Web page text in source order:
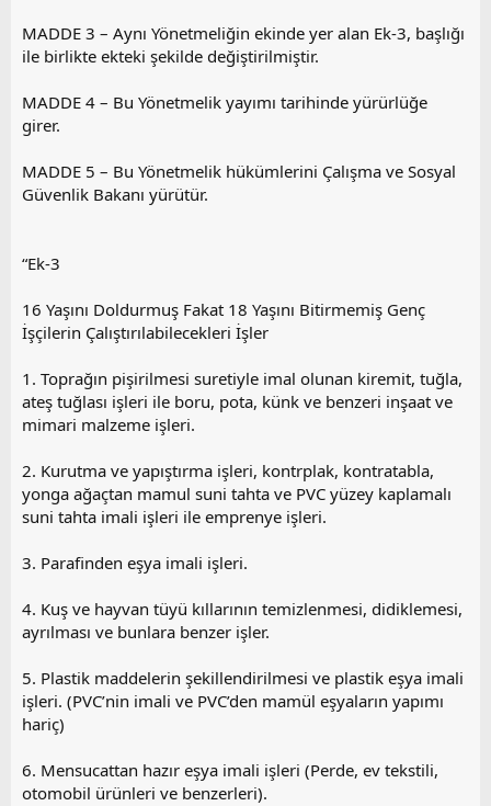
MADDE 3 – Aynı Yönetmeliğin ekinde yer alan Ek-3, başlığı
ile birlikte ekteki şekilde değiştirilmiştir.
MADDE 4 – Bu Yönetmelik yayımı tarihinde yürürlüğe
girer.
MADDE 5 – Bu Yönetmelik hükümlerini Çalışma ve Sosyal
Güvenlik Bakanı yürütür.
“Ek-3
16 Yaşını Doldurmuş Fakat 18 Yaşını Bitirmemiş Genç
İşçilerin Çalıştırılabilecekleri İşler
1. Toprağın pişirilmesi suretiyle imal olunan kiremit, tuğla,
ateş tuğlası işleri ile boru, pota, künk ve benzeri inşaat ve
mimari malzeme işleri.
2. Kurutma ve yapıştırma işleri, kontrplak, kontratabla,
yonga ağaçtan mamul suni tahta ve PVC yüzey kaplamalı
suni tahta imali işleri ile emprenye işleri.
3. Parafinden eşya imali işleri.
4. Kuş ve hayvan tüyü kıllarının temizlenmesi, didiklemesi,
ayrılması ve bunlara benzer işler.
5. Plastik maddelerin şekillendirilmesi ve plastik eşya imali
işleri. (PVC’nin imali ve PVC’den mamül eşyaların yapımı
hariç)
6. Mensucattan hazır eşya imali işleri (Perde, ev tekstili,
otomobil ürünleri ve benzerleri).